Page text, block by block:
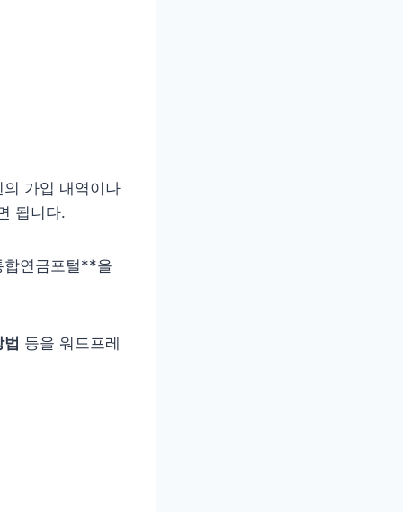
가입 내역이나
됩니다.
연금포털**을
등을 워드프레